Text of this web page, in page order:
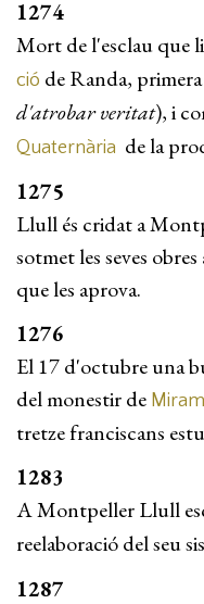
1274
Mort de l'esclau que
ció de Randa,
d'atrobar veritat), i
Quaternària de la
1275
Llull és cridat a
sotmet les seves
que les aprova.
1276
El 17 d'octubre una
del monestir de
tretze franciscans
1283
A Montpeller Llull
reelaboració del seu
1287